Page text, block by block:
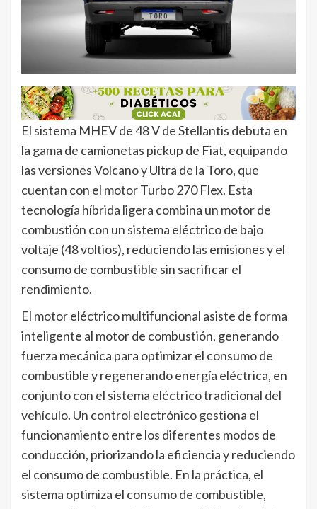
El sistema MHEV de 48 V de Stellantis debuta en
la gama de camionetas pickup de Fiat, equipando
las versiones Volcano y Ultra de la Toro, que
cuentan con el motor Turbo 270 Flex. Esta
tecnología híbrida ligera combina un motor de
combustión con un sistema eléctrico de bajo
voltaje (48 voltios), reduciendo las emisiones y el
consumo de combustible sin sacrificar el
rendimiento.
El motor eléctrico multifuncional asiste de forma
inteligente al motor de combustión, generando
fuerza mecánica para optimizar el consumo de
combustible y regenerando energía eléctrica, en
conjunto con el sistema eléctrico tradicional del
vehículo. Un control electrónico gestiona el
funcionamiento entre los diferentes modos de
conducción, priorizando la eficiencia y reduciendo
el consumo de combustible. En la práctica, el
sistema optimiza el consumo de combustible,